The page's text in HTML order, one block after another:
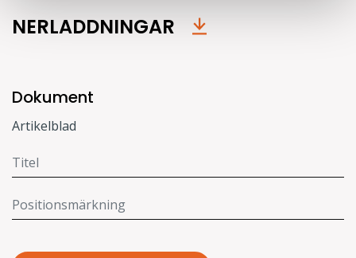
NERLADDNINGAR
Dokument
Artikelblad